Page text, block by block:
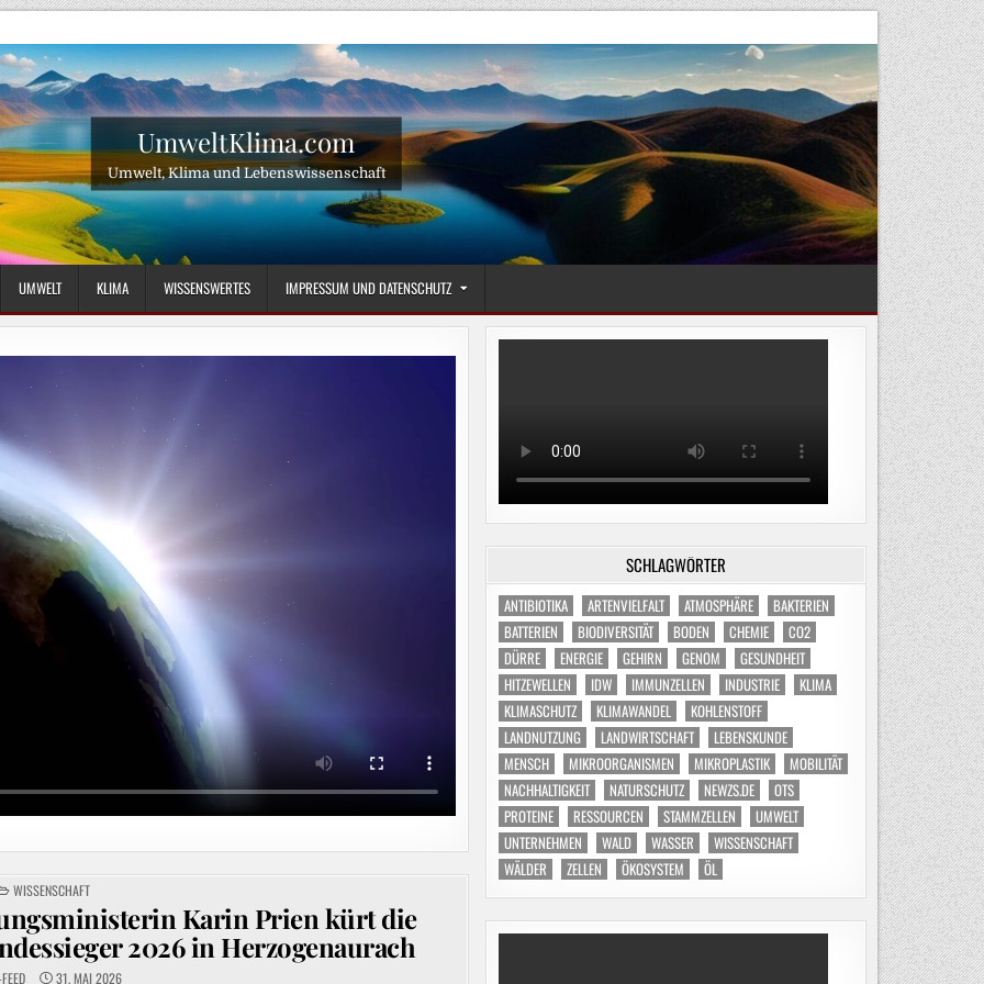
UmweltKlima.com
Umwelt, Klima und Lebenswissenschaft
UMWELT KLIMA WISSENSWERTES IMPRESSUM UND DATENSCHUTZ
POSTED
IN
WISSENSCHAFT
Karin Prien kürt die
2026 in Herzogenaurach
31. MAI 2026
SCHLAGWÖRTER
ANTIBIOTIKA ARTENVIELFALT ATMOSPHÄRE
BAKTERIEN
BATTERIEN
BIODIVERSITÄT BODEN CHEMIE
CO2
DÜRRE
ENERGIE GEHIRN GENOM
GESUNDHEIT
HITZEWELLEN
IDW IMMUNZELLEN INDUSTRIE
KLIMA
KLIMASCHUTZ
KLIMAWANDEL
KOHLENSTOFF
LANDNUTZUNG
LANDWIRTSCHAFT
LEBENSKUNDE
MENSCH
MIKROORGANISMEN MIKROPLASTIK
MOBILITÄT
NACHHALTIGKEIT
NATURSCHUTZ NEWZS.DE
OTS
PROTEINE
RESSOURCEN STAMMZELLEN
UMWELT
UNTERNEHMEN
WALD WASSER
WISSENSCHAFT
WÄLDER
ZELLEN ÖKOSYSTEM ÖL